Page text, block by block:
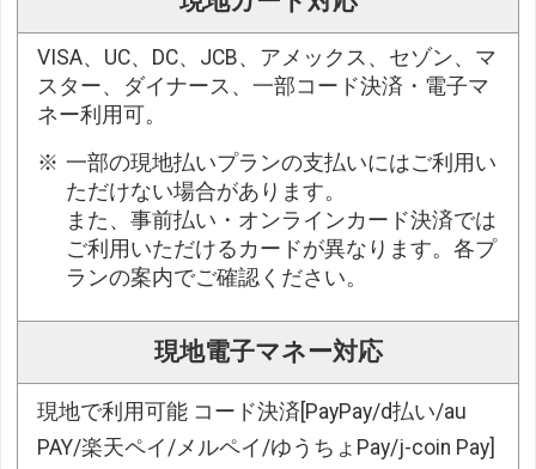
VISA、UC、DC、JCB、アメックス、セゾン、マ
スター、ダイナース、一部コード決済・電子マ
ネー利用可。
一部の現地払いプランの支払いにはご利用い
ただけない場合があります。
また、事前払い・オンラインカード決済では
ご利用いただけるカードが異なります。各プ
ランの案内でご確認ください。
現地電子マネー対応
現地で利用可能 コード決済[PayPay/d払い/au
PAY/楽天ペイ/メルペイ/ゆうちょPay/j-coin Pay]